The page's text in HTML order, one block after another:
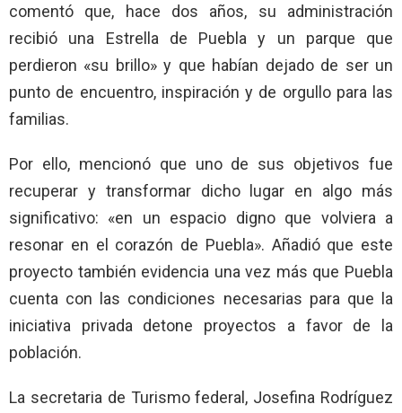
comentó que, hace dos años, su administración
recibió una Estrella de Puebla y un parque que
perdieron «su brillo» y que habían dejado de ser un
punto de encuentro, inspiración y de orgullo para las
familias.
Por ello, mencionó que uno de sus objetivos fue
recuperar y transformar dicho lugar en algo más
significativo: «en un espacio digno que volviera a
resonar en el corazón de Puebla». Añadió que este
proyecto también evidencia una vez más que Puebla
cuenta con las condiciones necesarias para que la
iniciativa privada detone proyectos a favor de la
población.
La secretaria de Turismo federal, Josefina Rodríguez